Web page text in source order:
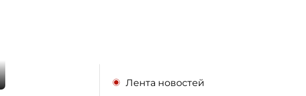
Лента новостей